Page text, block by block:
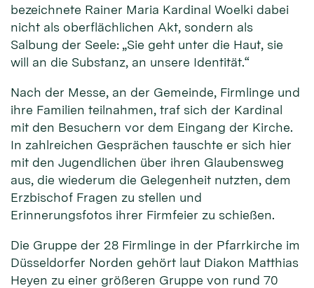
bezeichnete Rainer Maria Kardinal Woelki dabei
nicht als oberflächlichen Akt, sondern als
Salbung der Seele: „Sie geht unter die Haut, sie
will an die Substanz, an unsere Identität.“
Nach der Messe, an der Gemeinde, Firmlinge und
ihre Familien teilnahmen, traf sich der Kardinal
mit den Besuchern vor dem Eingang der Kirche.
In zahlreichen Gesprächen tauschte er sich hier
mit den Jugendlichen über ihren Glaubensweg
aus, die wiederum die Gelegenheit nutzten, dem
Erzbischof Fragen zu stellen und
Erinnerungsfotos ihrer Firmfeier zu schießen.
Die Gruppe der 28 Firmlinge in der Pfarrkirche im
Düsseldorfer Norden gehört laut Diakon Matthias
Heyen zu einer größeren Gruppe von rund 70